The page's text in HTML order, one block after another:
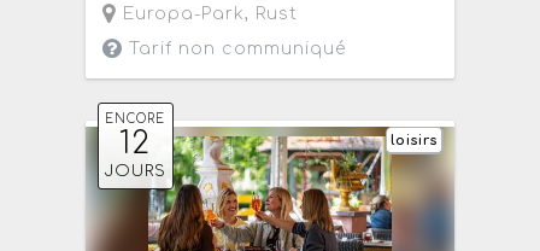
Europa-Park, Rust
Tarif non communiqué
ENCORE
12
JOURS
loisirs